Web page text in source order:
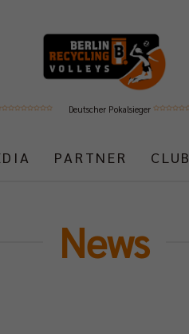
Deutscher Pokalsieger
PARTNER CLUB
News